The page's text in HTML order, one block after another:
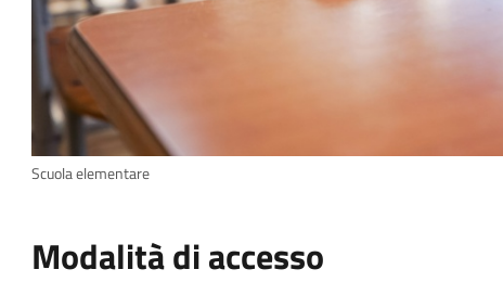
Scuola elementare
Modalità di accesso